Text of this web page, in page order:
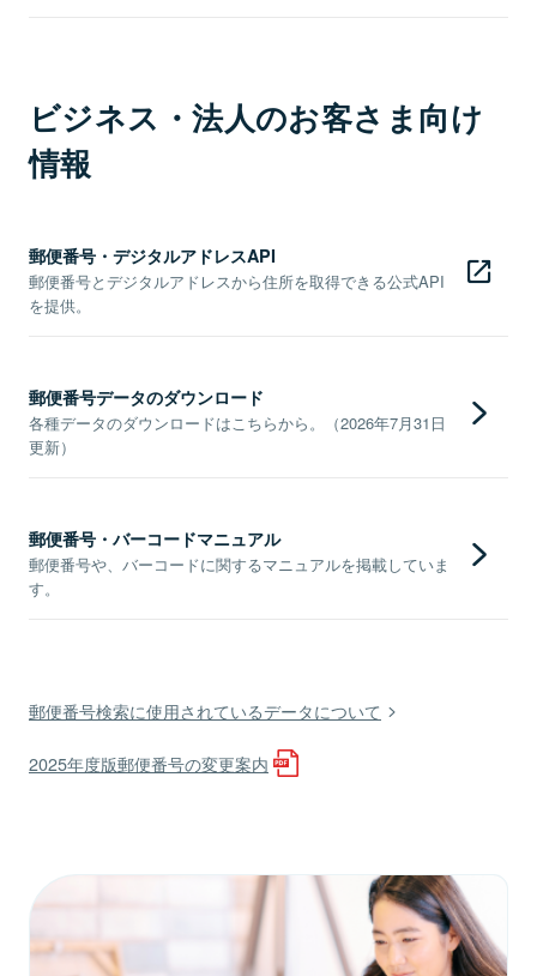
ビジネス・法人のお客さま向け
情報
郵便番号・デジタルアドレスAPI
郵便番号とデジタルアドレスから住所を取得できる公式API
を提供。
郵便番号データのダウンロード
各種データのダウンロードはこちらから。（2026年7月31日
更新）
郵便番号・バーコードマニュアル
郵便番号や、バーコードに関するマニュアルを掲載していま
す。
郵便番号検索に使用されているデータについて
2025年度版郵便番号の変更案内